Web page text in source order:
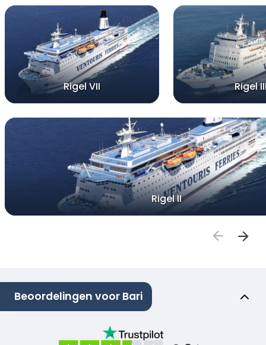
Rigel VII Rigel
Rigel II
Beoordelingen voor Bari